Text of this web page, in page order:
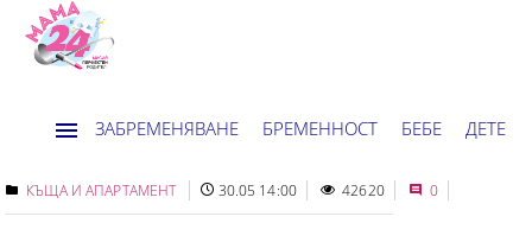
ЗАБРЕМЕНЯВАНЕ БРЕМЕННОСТ БЕБЕ ДЕТЕ
ДОМ НОВИНИ ХОРОСКОП
КЪЩА И АПАРТАМЕНТ 30.05 14:00 42620 0